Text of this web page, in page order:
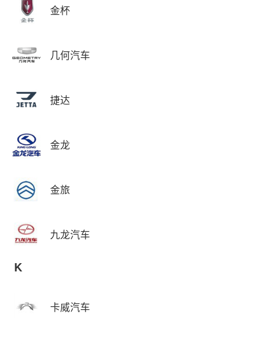
金杯
几何汽车
捷达
金龙
金旅
九龙汽车
K
卡威汽车